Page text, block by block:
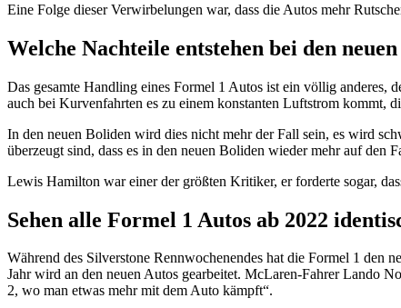
Eine Folge dieser Verwirbelungen war, dass die Autos mehr
Welche Nachteile entstehen bei den
Das gesamte Handling eines Formel 1 Autos ist ein völlig anderes,
auch bei Kurvenfahrten es zu einem konstanten Luftstrom kommt,
In den neuen Boliden wird dies nicht mehr der Fall sein, es wird
überzeugt sind, dass es in den neuen Boliden wieder mehr auf den
Lewis Hamilton war einer der größten Kritiker, er forderte sogar,
Sehen alle Formel 1 Autos ab 2022
Während des Silverstone Rennwochenendes hat die Formel 1 den
Jahr wird an den neuen Autos gearbeitet. McLaren-Fahrer Lando
2, wo man etwas mehr mit dem Auto kämpft“.